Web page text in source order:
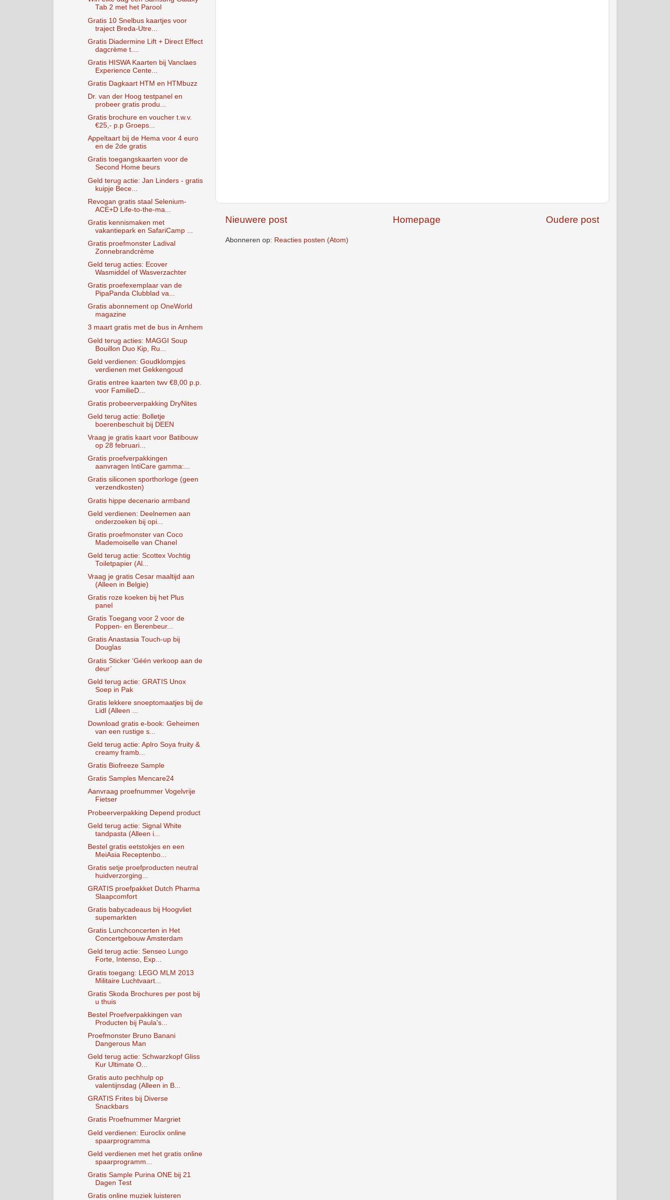
Nieuwere post Oudere post
Homepage
Abonneren op: Reacties posten (Atom)
Tab 2 met het Parool
Gratis 10 Snelbus kaartjes voor
traject Breda-Utre...
Gratis Diadermine Lift + Direct Effect
dagcrème t....
Gratis HISWA Kaarten bij Vanclaes
Experience Cente...
Gratis Dagkaart HTM en HTMbuzz
Dr. van der Hoog testpanel en
probeer gratis produ...
Gratis brochure en voucher t.w.v.
€25,- p.p Groeps...
Appeltaart bij de Hema voor 4 euro
en de 2de gratis
Gratis toegangskaarten voor de
Second Home beurs
Geld terug actie: Jan Linders - gratis
kuipje Bece...
Revogan gratis staal Selenium-
ACE+D Life-to-the-ma...
Gratis kennismaken met
vakantiepark en SafariCamp ...
Gratis proefmonster Ladival
Zonnebrandcrème
Geld terug acties: Ecover
Wasmiddel of Wasverzachter
Gratis proefexemplaar van de
PipaPanda Clubblad va...
Gratis abonnement op OneWorld
magazine
3 maart gratis met de bus in Arnhem
Geld terug acties: MAGGI Soup
Bouillon Duo Kip, Ru...
Geld verdienen: Goudklompjes
verdienen met Gekkengoud
Gratis entree kaarten twv €8,00 p.p.
voor FamilieD...
Gratis probeerverpakking DryNites
Geld terug actie: Bolletje
boerenbeschuit bij DEEN
Vraag je gratis kaart voor Batibouw
op 28 februari...
Gratis proefverpakkingen
aanvragen IntiCare gamma:...
Gratis siliconen sporthorloge (geen
verzendkosten)
Gratis hippe decenario armband
Geld verdienen: Deelnemen aan
onderzoeken bij opi...
Gratis proefmonster van Coco
Mademoiselle van Chanel
Geld terug actie: Scottex Vochtig
Toiletpapier (Al...
Vraag je gratis Cesar maaltijd aan
(Alleen in Belgie)
Gratis roze koeken bij het Plus
panel
Gratis Toegang voor 2 voor de
Poppen- en Berenbeur...
Gratis Anastasia Touch-up bij
Douglas
Gratis Sticker ‘Géén verkoop aan de
deur’
Geld terug actie: GRATIS Unox
Soep in Pak
Gratis lekkere snoeptomaatjes bij de
Lidl (Alleen ...
Download gratis e-book: Geheimen
van een rustige s...
Geld terug actie: Aplro Soya fruity &
creamy framb...
Gratis Biofreeze Sample
Gratis Samples Mencare24
Aanvraag proefnummer Vogelvrije
Fietser
Probeerverpakking Depend product
Geld terug actie: Signal White
tandpasta (Alleen i...
Bestel gratis eetstokjes en een
MeiAsia Receptenbo...
Gratis setje proefproducten neutral
huidverzorging...
GRATIS proefpakket Dutch Pharma
Slaapcomfort
Gratis babycadeaus bij Hoogvliet
supemarkten
Gratis Lunchconcerten in Het
Concertgebouw Amsterdam
Geld terug actie: Senseo Lungo
Forte, Intenso, Exp...
Gratis toegang: LEGO MLM 2013
Militaire Luchtvaart...
Gratis Skoda Brochures per post bij
u thuis
Bestel Proefverpakkingen van
Producten bij Paula's...
Proefmonster Bruno Banani
Dangerous Man
Geld terug actie: Schwarzkopf Gliss
Kur Ultimate O...
Gratis auto pechhulp op
valentijnsdag (Alleen in B...
GRATIS Frites bij Diverse
Snackbars
Gratis Proefnummer Margriet
Geld verdienen: Euroclix online
spaarprogramma
Geld verdienen met het gratis online
spaarprogramm...
Gratis Sample Purina ONE bij 21
Dagen Test
Gratis online muziek luisteren